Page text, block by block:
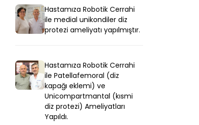
Hastamıza Robotik Cerrahi
ile medial unikondiler diz
protezi ameliyatı yapılmıştır.
Hastamıza Robotik Cerrahi
ile Patellafemoral (diz
kapağı eklemi) ve
Unicompartmantal (kısmi
diz protezi) Ameliyatları
Yapıldı.